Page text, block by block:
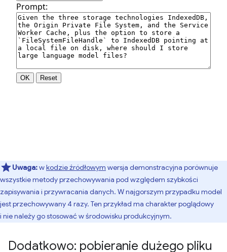
Uwaga:wkodzie źródłowym wersja demonstracyjna porównuje
wszystkie metody przechowywania pod względem szybkości
zapisywania i przywracania danych. W najgorszym przypadku model
jest przechowywany 4 razy. Ten przykład ma charakter poglądowy
i nie należy go stosować w środowisku produkcyjnym.
Dodatkowo: pobieranie dużego pliku